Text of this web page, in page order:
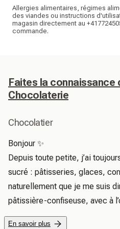
Allergies alimentaires, régimes
des viandes ou instructions
magasin directement au
commande.
Faites la connaissance
Chocolaterie
Chocolatier
Bonjour ✨
Depuis toute petite, j’ai
sucré : pâtisseries, glaces,
naturellement que je me suis
pâtissière-confiseuse, avec à
la pâtisserie. Et puis, au fil des
En savoir plus